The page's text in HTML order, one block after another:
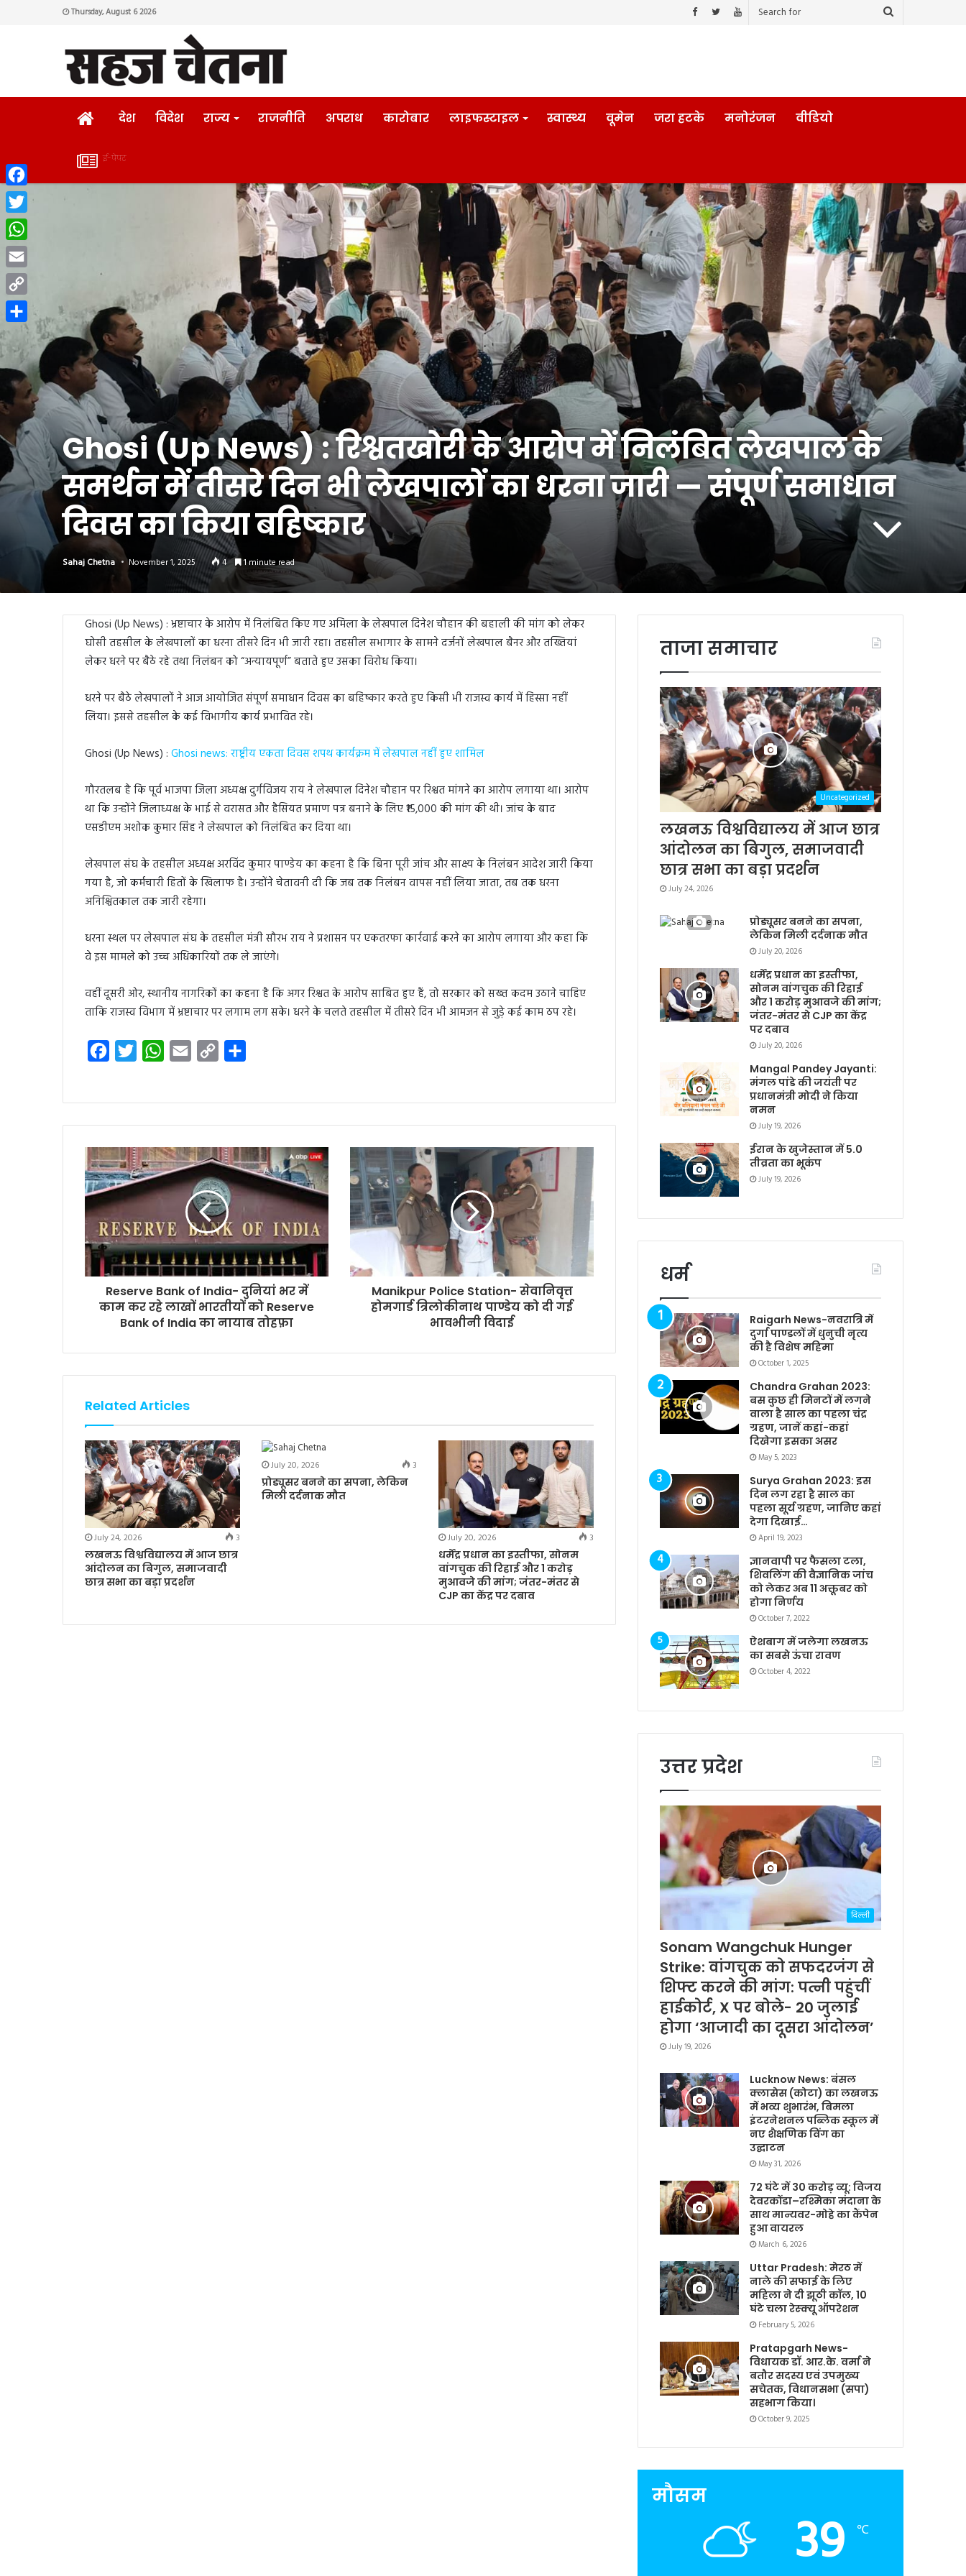
Thursday, August 6 2026
HOMEदेश विदेश राज्य राजनीति अपराध कारोबार लाइफस्टाइल स्वास्थ्य वूमेन जरा हटके मनोरंजन वीडियो
ई-
ई-पेपर
Ghosi (Up News) : रिश्वतखोरी के आरोप में निलंबित लेखपाल के
समर्थन में तीसरे दिन भी लेखपालों का धरना जारी — संपूर्ण समाधान
दिवस का किया बहिष्कार
Sahaj Chetna November 1, 2025 4 1 minute read
Ghosi (Up News) : भ्रष्टाचार के आरोप में निलंबित किए गए अमिला के लेखपाल दिनेश चौहान की बहाली की मांग को लेकर
घोसी तहसील के लेखपालों का धरना तीसरे दिन भी जारी रहा। तहसील सभागार के सामने दर्जनों लेखपाल बैनर और तख्तियां
लेकर धरने पर बैठे रहे तथा निलंबन को “अन्यायपूर्ण” बताते हुए उसका विरोध किया।
धरने पर बैठे लेखपालों ने आज आयोजित संपूर्ण समाधान दिवस का बहिष्कार करते हुए किसी भी राजस्व कार्य में हिस्सा नहीं
लिया। इससे तहसील के कई विभागीय कार्य प्रभावित रहे।
Ghosi (Up News) : Ghosi news: राष्ट्रीय एकता दिवस शपथ कार्यक्रम में लेखपाल नहीं हुए शामिल
गौरतलब है कि पूर्व भाजपा जिला अध्यक्ष दुर्गविजय राय ने लेखपाल दिनेश चौहान पर रिश्वत मांगने का आरोप लगाया था। आरोप
था कि उन्होंने जिलाध्यक्ष के भाई से वरासत और हैसियत प्रमाण पत्र बनाने के लिए ₹15,000 की मांग की थी। जांच के बाद
एसडीएम अशोक कुमार सिंह ने लेखपाल को निलंबित कर दिया था।
लेखपाल संघ के तहसील अध्यक्ष अरविंद कुमार पाण्डेय का कहना है कि बिना पूरी जांच और साक्ष्य के निलंबन आदेश जारी किया
गया है, जो कर्मचारी हितों के खिलाफ है। उन्होंने चेतावनी दी कि जब तक निलंबन वापस नहीं लिया जाता, तब तक धरना
अनिश्चितकाल तक जारी रहेगा।
धरना स्थल पर लेखपाल संघ के तहसील मंत्री सौरभ राय ने प्रशासन पर एकतरफा कार्रवाई करने का आरोप लगाया और कहा कि
वे इस मामले को उच्च अधिकारियों तक ले जाएंगे।
वहीं दूसरी ओर, स्थानीय नागरिकों का कहना है कि अगर रिश्वत के आरोप साबित हुए हैं, तो सरकार को सख्त कदम उठाने चाहिए
ताकि राजस्व विभाग में भ्रष्टाचार पर लगाम लग सके। धरने के चलते तहसील में तीसरे दिन भी आमजन से जुड़े कई काम ठप रहे।
o
o
k
e
r
W
A
p
i
n
k
Reserve Bank of India- दुनियां भर में
काम कर रहे लाखों भारतीयों को Reserve
Bank of India का नायाब तोहफ़ा
Manikpur Police Station- सेवानिवृत्त
होमगार्ड त्रिलोकीनाथ पाण्डेय को दी गई
भावभीनी विदाई
Related Articles
July 24, 2026
3
लखनऊ विश्वविद्यालय में आज छात्र
आंदोलन का बिगुल, समाजवादी
छात्र सभा का बड़ा प्रदर्शन
July 20, 2026
3
प्रोड्यूसर बनने का सपना, लेकिन
मिली दर्दनाक मौत
July 20, 2026
3
धर्मेंद्र प्रधान का इस्तीफा, सोनम
वांगचुक की रिहाई और 1 करोड़
मुआवजे की मांग; जंतर-मंतर से
CJP का केंद्र पर दबाव
ताजा समाचार
Uncategorized
लखनऊ विश्वविद्यालय में आज छात्र
आंदोलन का बिगुल, समाजवादी
छात्र सभा का बड़ा प्रदर्शन
July 24, 2026
प्रोड्यूसर बनने का सपना,
लेकिन मिली दर्दनाक मौत
July 20, 2026
धर्मेंद्र प्रधान का इस्तीफा,
सोनम वांगचुक की रिहाई
और 1 करोड़ मुआवजे की मांग;
जंतर-मंतर से CJP का केंद्र
पर दबाव
July 20, 2026
Mangal Pandey Jayanti:
मंगल पांडे की जयंती पर
प्रधानमंत्री मोदी ने किया
नमन
July 19, 2026
ईरान के खुजेस्तान में 5.0
तीव्रता का भूकंप
July 19, 2026
धर्म
Raigarh News-नवरात्रि में
दुर्गा पाण्डलों में धुनुची नृत्य
की है विशेष महिमा
October 1, 2025
Chandra Grahan 2023:
बस कुछ ही मिनटों में लगने
वाला है साल का पहला चंद्र
ग्रहण, जानें कहां-कहां
दिखेगा इसका असर
May 5, 2023
Surya Grahan 2023: इस
दिन लग रहा है साल का
पहला सूर्य ग्रहण, जानिए कहां
देगा दिखाई…
April 19, 2023
ज्ञानवापी पर फैसला टला,
शिवलिंग की वैज्ञानिक जांच
को लेकर अब 11 अक्तूबर को
होगा निर्णय
October 7, 2022
ऐशबाग में जलेगा लखनऊ
का सबसे ऊंचा रावण
October 4, 2022
उत्तर प्रदेश
दिल्ली
Sonam Wangchuk Hunger
Strike: वांगचुक को सफदरजंग से
शिफ्ट करने की मांग: पत्नी पहुंचीं
हाईकोर्ट, X पर बोले- 20 जुलाई
होगा ‘आजादी का दूसरा आंदोलन’
July 19, 2026
Lucknow News: बंसल
क्लासेस (कोटा) का लखनऊ
में भव्य शुभारंभ, बिमला
इंटरनेशनल पब्लिक स्कूल में
नए शैक्षणिक विंग का
उद्घाटन
May 31, 2026
72 घंटे में 30 करोड़ व्यू: विजय
देवरकोंडा–रश्मिका मंदाना के
साथ मान्यवर-मोहे का कैंपेन
हुआ वायरल
March 6, 2026
Uttar Pradesh: मेरठ में
नाले की सफाई के लिए
महिला ने दी झूठी कॉल, 10
घंटे चला रेस्क्यू ऑपरेशन
February 5, 2026
Pratapgarh News-
विधायक डॉ. आर.के. वर्मा ने
बतौर सदस्य एवं उपमुख्य
सचेतक, विधानसभा (सपा)
सहभाग किया।
October 9, 2025
मौसम
39 ℃
Facebook
Twitter
WhatsApp
Email
Copy
Link
Share